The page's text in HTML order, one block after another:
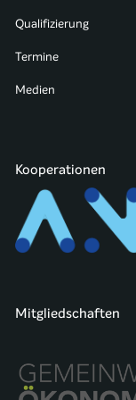
Qualifizierung
Termine
Medien
Kooperationen
Mitgliedschaften